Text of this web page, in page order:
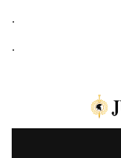
.
.